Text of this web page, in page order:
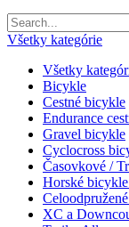
Všetky kategórie
Všetky
Bicykle
Cestné bicykle
Endurance
Gravel bicykle
Cyclocross
Časovkové /
Horské
XC a